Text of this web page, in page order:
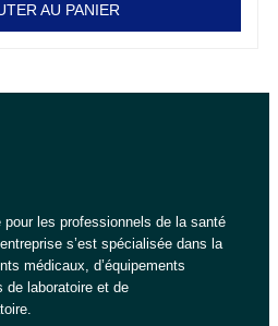
AU PANIER
pour les professionnels de la santé
s’est spécialisée dans la
médicaux, d’équipements
de laboratoire et de